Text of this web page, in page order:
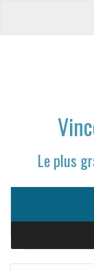
Le plus